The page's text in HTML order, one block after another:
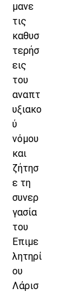
μανε
τις
καθυσ
τερήσ
εις
του
αναπτ
υξιακο
ύ
νόμου
και
ζήτησ
ε τη
συνερ
γασία
του
Επιμε
λητηρί
ου
Λάρισ